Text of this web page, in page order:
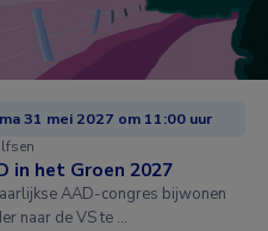
ma 31 mei 2027 om 11:00 uur
in het Groen 2027
AAD-congres bijwonen
naar de VS te …